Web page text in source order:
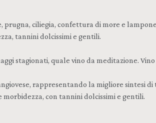
ciliegia, confettura di more e
tannini dolcissimi e gentili.
stagionati, quale vino da meditazione.
rappresentando la migliore sintesi
con tannini dolcissimi e gentili.